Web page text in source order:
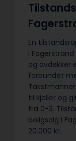
En
i
og avdekker
forbundet
til kjeller og
fra 0-3.
boligsalg i
20.000 kr.